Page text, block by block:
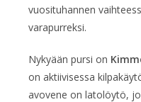
vuosituhannen
varapurreksi.
Nykyään pursi on
on aktiivisessa
avovene on latolöytö,